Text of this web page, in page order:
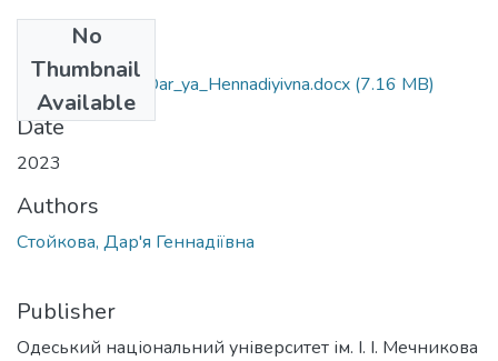
No
Thumbnail
Available
052_Stoykova_ Dar_ya_Hennadiyivna.docx (7.16 MB)
Date
2023
Authors
Стойкова, Дар'я Геннадіївна
Publisher
Одеський національний університет ім. І. І. Мечникова